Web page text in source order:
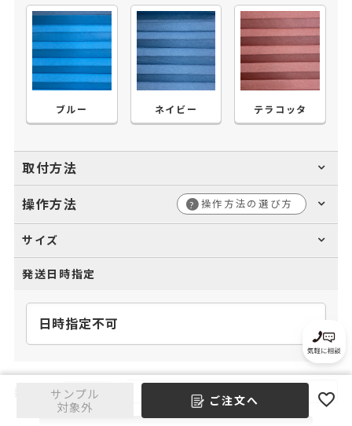
ブルー ネイビー テラコッタ
取付方法
操作方法 ? 操作方法の選び方
サイズ
発送日時指定
サンプル
対象外
ご注文へ